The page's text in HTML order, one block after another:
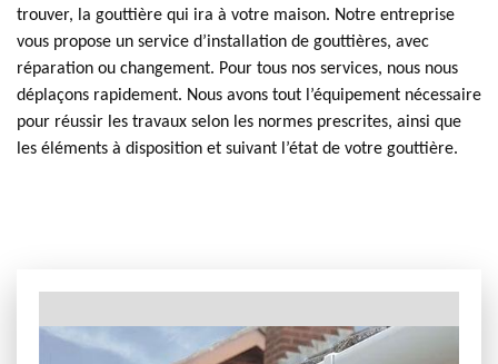
trouver, la gouttière qui ira à votre maison. Notre entreprise
vous propose un service d’installation de gouttières, avec
réparation ou changement. Pour tous nos services, nous nous
déplaçons rapidement. Nous avons tout l’équipement nécessaire
pour réussir les travaux selon les normes prescrites, ainsi que
les éléments à disposition et suivant l’état de votre gouttière.